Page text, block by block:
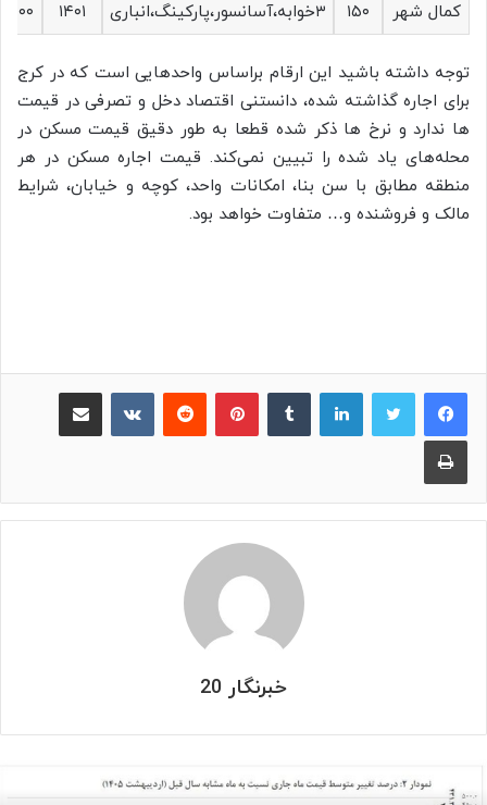
کمال شهر
۱۵۰ ۳خوابه،آسانسور،پارکینگ،انباری ۱۴۰۱
توجه داشته‌ باشید این ارقام براساس واحدهایی است که در کرج
برای اجاره گذاشته شده، دانستنی اقتصاد دخل و تصرفی در قیمت
ها ندارد و نرخ ها ذکر شده قطعا به طور دقیق قیمت مسکن در
محله‌های یاد شده را تبیین نمی‌کند. قیمت اجاره مسکن در هر
منطقه مطابق با سن بنا، امکانات واحد، کوچه و خیابان، شرایط
مالک و فروشنده و… متفاوت خواهد بود.
لینکدین پینترست ‫رددیت
چاپ
خبرنگار 20